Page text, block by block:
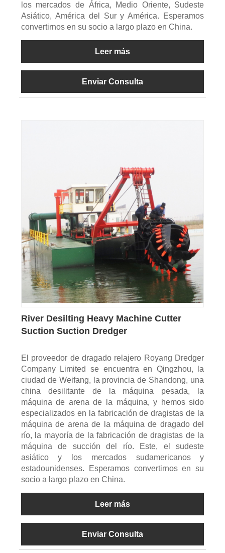
los mercados de África, Medio Oriente, Sudeste
Asiático, América del Sur y América. Esperamos
convertirnos en su socio a largo plazo en China.
Leer más
Enviar Consulta
River Desilting Heavy Machine Cutter
Suction Suction Dredger
El proveedor de dragado relajero Royang Dredger
Company Limited se encuentra en Qingzhou, la
ciudad de Weifang, la provincia de Shandong, una
china desilitante de la máquina pesada, la
máquina de arena de la máquina, y hemos sido
especializados en la fabricación de dragistas de la
máquina de arena de la máquina de dragado del
río, la mayoría de la fabricación de dragistas de la
máquina de succión del río. Este, el sudeste
asiático y los mercados sudamericanos y
estadounidenses. Esperamos convertirnos en su
socio a largo plazo en China.
Leer más
Enviar Consulta